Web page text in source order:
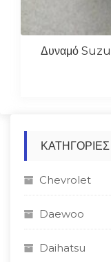
Δυναμό
Chevrolet
Daewoo
Daihatsu